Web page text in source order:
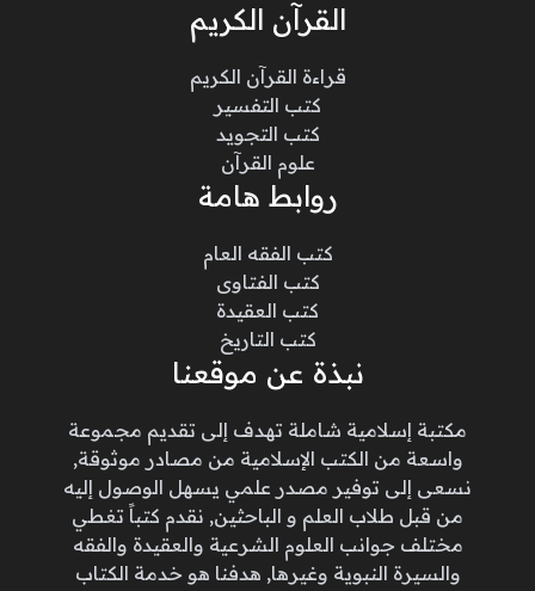
القرآن الكريم
قراءة القرآن الكريم
كتب التفسير
كتب التجويد
علوم القرآن
روابط هامة
كتب الفقه العام
كتب الفتاوى
كتب العقيدة
كتب التاريخ
نبذة عن موقعنا
مكتبة إسلامية شاملة تهدف إلى تقديم مجموعة
واسعة من الكتب الإسلامية من مصادر موثوقة,
نسعى إلى توفير مصدر علمي يسهل الوصول إليه
من قبل طلاب العلم و الباحثين, نقدم كتباً تغطي
مختلف جوانب العلوم الشرعية والعقيدة والفقه
والسيرة النبوية وغيرها, هدفنا هو خدمة الكتاب